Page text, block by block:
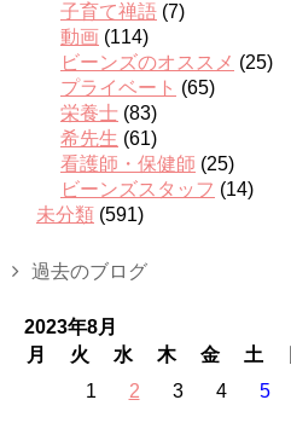
子育て禅語 (7)
動画 (114)
ビーンズのオススメ (25)
プライベート (65)
栄養士 (83)
希先生 (61)
看護師・保健師 (25)
ビーンズスタッフ (14)
未分類 (591)
過去のブログ
2023年8月
月
火 水 木 金 土
1
2 3 4 5